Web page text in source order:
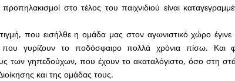
στο τέλος του παιχνιδιού είναι
που εισήλθε η ομάδα μας στον αγωνιστικό χώρο έγινε
γυρίζουν το ποδόσφαιρο πολλά χρόνια πίσω. Και
των γηπεδούχων, που έχουν το ακαταλόγιστο, όσο στη
και της ομάδας τους.